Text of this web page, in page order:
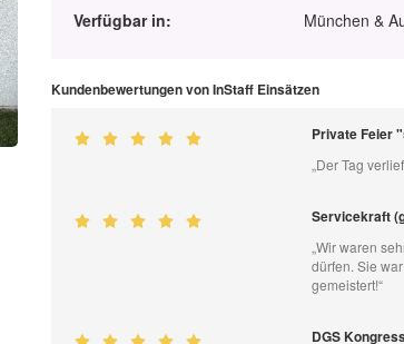
Verfügbar in:
München &
Kundenbewertungen von InStaff Einsätzen
Private Feier
„Der Tag
Servicekraft
„Wir waren
dürfen. Sie
gemeistert!“
DGS